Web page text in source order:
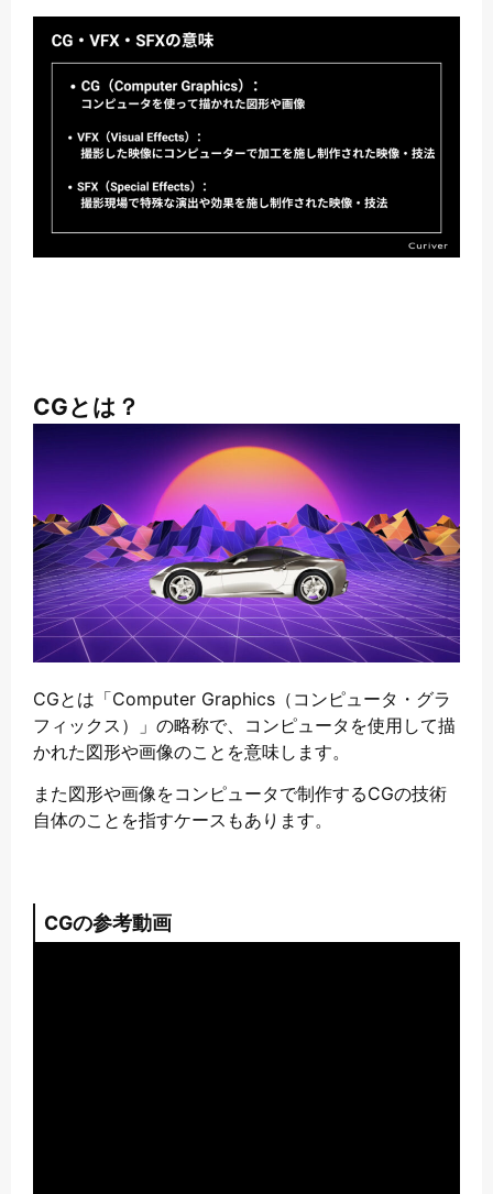
CGとは？
CGとは「Computer Graphics（コンピュータ・グラ
フィックス）」の略称で、コンピュータを使用して描
かれた図形や画像のことを意味します。
また図形や画像をコンピュータで制作するCGの技術
自体のことを指すケースもあります。
CGの参考動画